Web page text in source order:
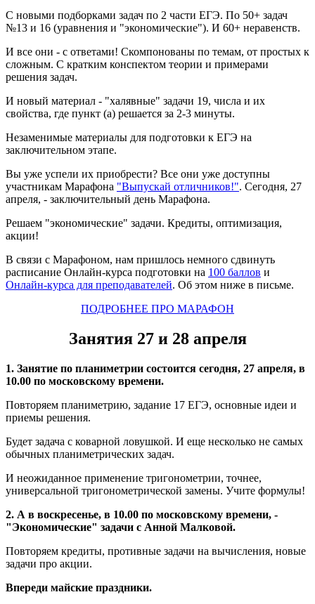
С новыми подборками задач по 2 части ЕГЭ. По 50+ задач
№13 и 16 (уравнения и "экономические"). И 60+ неравенств.
И все они - с ответами! Скомпонованы по темам, от простых к
сложным. С кратким конспектом теории и примерами
решения задач.
И новый материал - "халявные" задачи 19, числа и их
свойства, где пункт (а) решается за 2-3 минуты.
Незаменимые материалы для подготовки к ЕГЭ на
заключительном этапе.
Вы уже успели их приобрести? Все они уже доступны
участникам Марафона "Выпускай отличников!". Сегодня, 27
апреля, - заключительный день Марафона.
Решаем "экономические" задачи. Кредиты, оптимизация,
акции!
В связи с Марафоном, нам пришлось немного сдвинуть
расписание Онлайн-курса подготовки на 100 баллов и
Онлайн-курса для преподавателей. Об этом ниже в письме.
ПОДРОБНЕЕ ПРО МАРАФОН
Занятия 27 и 28 апреля
1. Занятие по планиметрии состоится сегодня, 27 апреля, в
10.00 по московскому времени.
Повторяем планиметрию, задание 17 ЕГЭ, основные идеи и
приемы решения.
Будет задача с коварной ловушкой. И еще несколько не самых
обычных планиметрических задач.
И неожиданное применение тригонометрии, точнее,
универсальной тригонометрической замены. Учите формулы!
2. А в воскресенье, в 10.00 по московскому времени, -
"Экономические" задачи с Анной Малковой.
Повторяем кредиты, противные задачи на вычисления, новые
задачи про акции.
Впереди майские праздники.